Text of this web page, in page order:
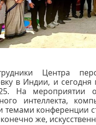
Центра
в Индии, и
На мероприятии
интеллекта,
темами конференции
же,